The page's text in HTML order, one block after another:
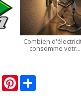
Combien
consomme votr...
g
m
a
P
n